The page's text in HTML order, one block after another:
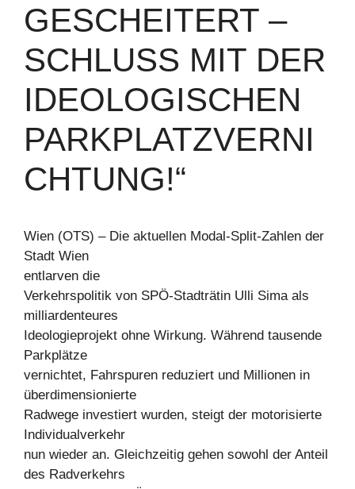
GESCHEITERT –
SCHLUSS MIT DER
IDEOLOGISCHEN
PARKPLATZVERNI
CHTUNG!“
Wien (OTS) – Die aktuellen Modal-Split-Zahlen der
Stadt Wien
entlarven die
Verkehrspolitik von SPÖ-Stadträtin Ulli Sima als
milliardenteures
Ideologieprojekt ohne Wirkung. Während tausende
Parkplätze
vernichtet, Fahrspuren reduziert und Millionen in
überdimensionierte
Radwege investiert wurden, steigt der motorisierte
Individualverkehr
nun wieder an. Gleichzeitig gehen sowohl der Anteil
des Radverkehrs